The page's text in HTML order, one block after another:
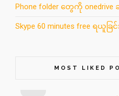
Phone folder တွေကို onedrive
Skype 60 minutes free ရယူခြင်
MOST LIKED